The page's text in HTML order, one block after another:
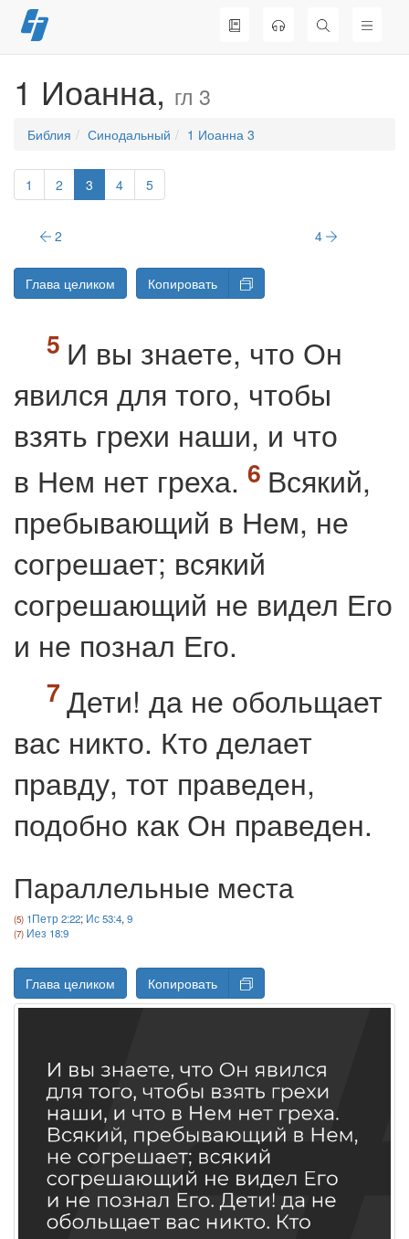
Перейти
к
1 Иоанна, гл 3
Библия Синодальный 1 Иоанна 3
1 2 3 4 5
2 4
Глава целиком Копировать
И вы знаете, что Он
явился для того, чтобы
взять грехи наши, и что
в Нем нет греха.
Всякий,
пребывающий в Нем, не
согрешает; всякий
согрешающий не видел Его
и не познал Его.
Дети! да не обольщает
вас никто. Кто делает
правду, тот праведен,
подобно как Он праведен.
Параллельные места
1Петр 2:22; Ис 53:4, 9
Иез 18:9
Глава целиком Копировать